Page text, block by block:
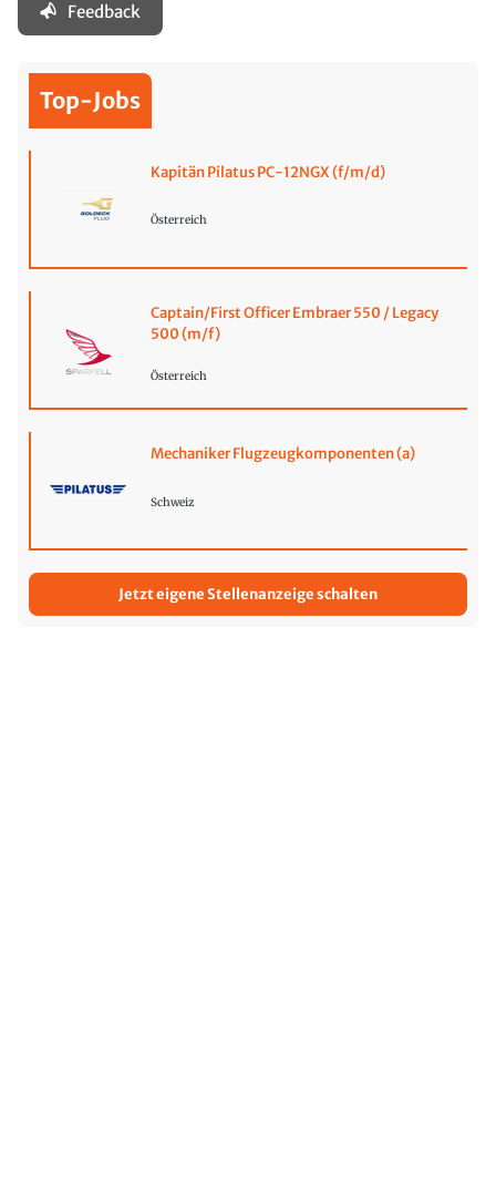
Feedback
Top-Jobs
Kapitän Pilatus PC-12NGX (f/m/d)
Österreich
Captain/First Officer Embraer 550 / Legacy
500 (m/f)
Österreich
Mechaniker Flugzeugkomponenten (a)
Schweiz
Jetzt eigene Stellenanzeige schalten